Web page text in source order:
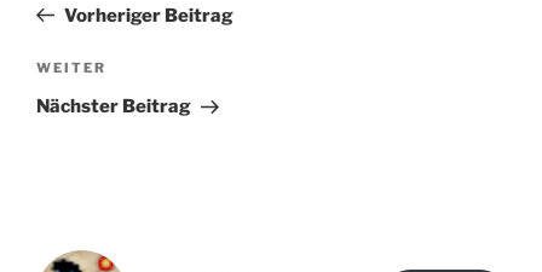
Beitrag
Vorheriger Beitrag
Nächster
Beitrag
WEITER
Nächster Beitrag